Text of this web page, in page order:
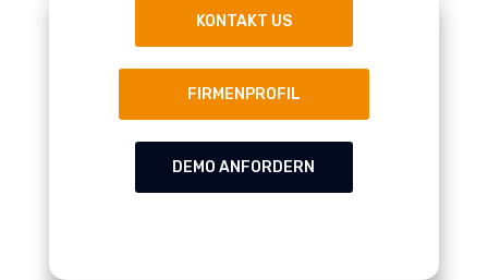
KONTAKT US
FIRMENPROFIL
DEMO ANFORDERN